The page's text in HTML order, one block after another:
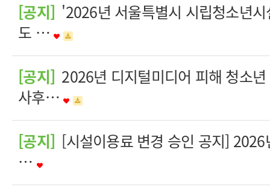
[공지] '2026년 서울특별시 시립청소년
도 …
[공지] 2026년 디지털미디어 피해 청소
사후…
[공지] [시설이용료 변경 승인 공지]
…